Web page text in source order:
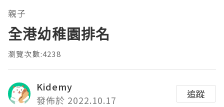
親子
全港幼稚園排名
瀏覽次數:4238
Kidemy
發佈於 2022.10.17
追蹤